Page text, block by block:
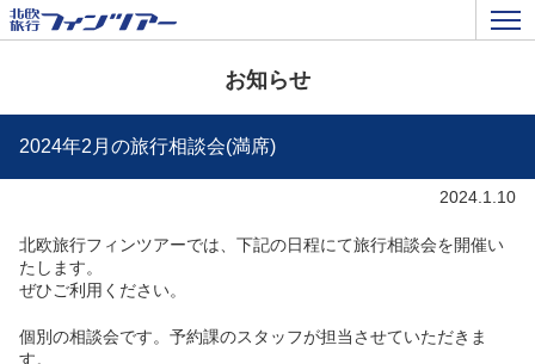
お知らせ
2024年2月の旅行相談会(満席)
2024.1.10
北欧旅行フィンツアーでは、下記の日程にて旅行相談会を開催い
たします。
ぜひご利用ください。
個別の相談会です。予約課のスタッフが担当させていただきま
す。